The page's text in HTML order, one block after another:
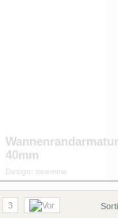
Wannenrandarmatur
40mm
Design: treemme
3